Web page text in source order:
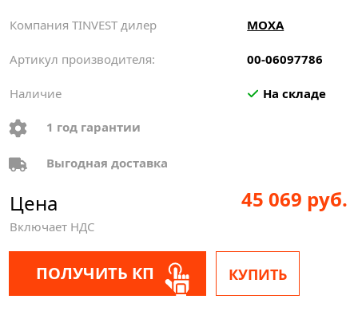
Компания TINVEST дилер MOXA
Артикул производителя: 00-06097786
Наличие На складе
1 год гарантии
Выгодная доставка
Цена
Включает НДС
45 069 руб.
ПОЛУЧИТЬ КП КУПИТЬ